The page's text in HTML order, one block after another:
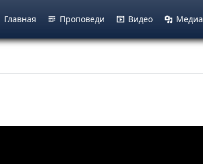
Главная Проповеди Видео Медиа